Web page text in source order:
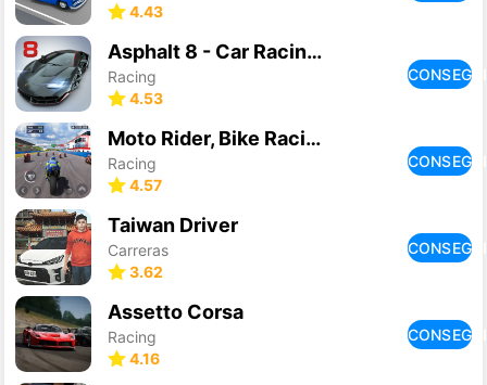
4.43
Asphalt 8 - Car Racing Game
Racing
4.53
Moto Rider, Bike Racing Game
Racing
4.57
Taiwan Driver
Carreras
3.62
Assetto Corsa
Racing
4.16